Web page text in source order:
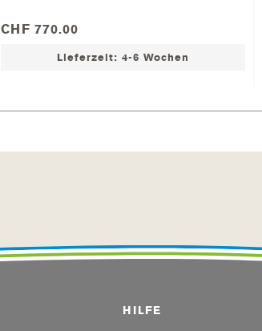
CHF 770.00
Lieferzeit: 4-6 Wochen
HILFE